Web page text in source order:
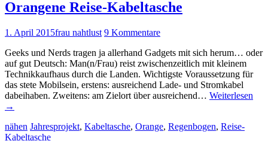
Orangene Reise-Kabeltasche
1. April 2015frau nahtlust 9 Kommentare
Geeks und Nerds tragen ja allerhand Gadgets mit sich herum… oder
auf gut Deutsch: Man(n/Frau) reist zwischenzeitlich mit kleinem
Technikkaufhaus durch die Landen. Wichtigste Voraussetzung für
das stete Mobilsein, erstens: ausreichend Lade- und Stromkabel
dabeihaben. Zweitens: am Zielort über ausreichend… Weiterlesen
→
nähen Jahresprojekt, Kabeltasche, Orange, Regenbogen, Reise-
Kabeltasche